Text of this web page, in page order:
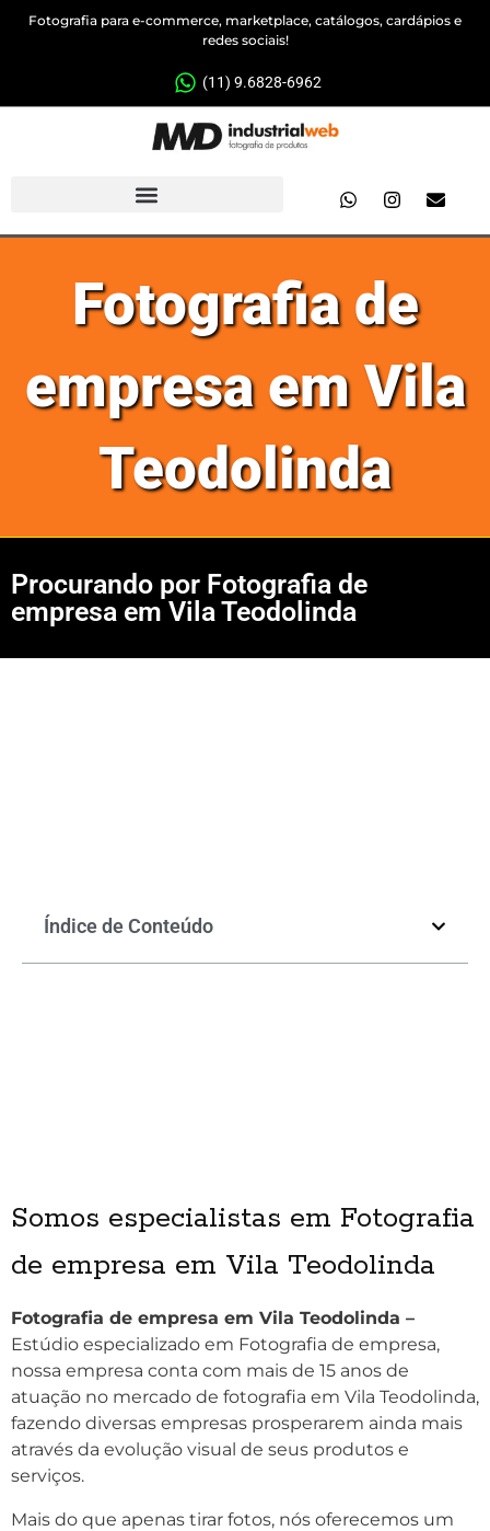
Fotografia para e-commerce, marketplace, catálogos, cardápios e
redes sociais!
(11) 9.6828-6962
Fotografia de
empresa em Vila
Teodolinda
Procurando por Fotografia de
empresa em Vila Teodolinda
Índice de Conteúdo
Somos especialistas em Fotografia
de empresa em Vila Teodolinda
Fotografia de empresa em Vila Teodolinda –
Estúdio especializado em Fotografia de empresa,
nossa empresa conta com mais de 15 anos de
atuação no mercado de fotografia em Vila Teodolinda,
fazendo diversas empresas prosperarem ainda mais
através da evolução visual de seus produtos e
serviços.
Mais do que apenas tirar fotos, nós oferecemos um